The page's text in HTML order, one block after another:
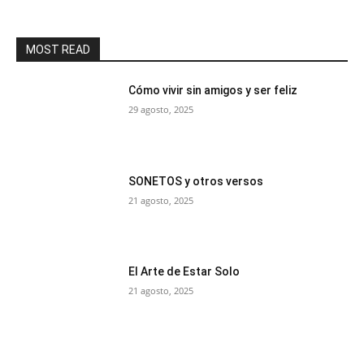
MOST READ
Cómo vivir sin amigos y ser feliz
29 agosto, 2025
SONETOS y otros versos
21 agosto, 2025
El Arte de Estar Solo
21 agosto, 2025